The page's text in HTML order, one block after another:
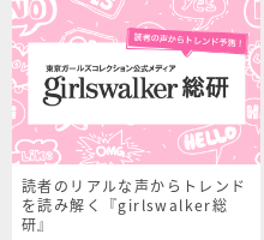
読者のリアルな声からトレンド
を読み解く『girlswalker総
研』